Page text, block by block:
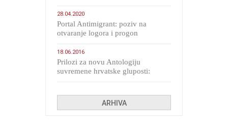
28.04.2020
Portal Antimigrant: poziv na
otvaranje logora i progon
18.06.2016
Prilozi za novu Antologiju
suvremene hrvatske gluposti:
ARHIVA